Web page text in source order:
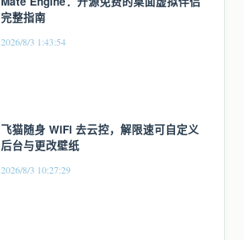
完整指南
2026/8/3 1:43:54
飞猫随身 WiFi 去云控，解限速可自定义
后台与更改壁纸
2026/8/3 10:27:29